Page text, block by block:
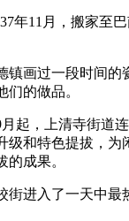
11月，搬家至
画过一段时间的
的做品。
，上清寺街道
级和特色提拔，
成果。
入了一天中最